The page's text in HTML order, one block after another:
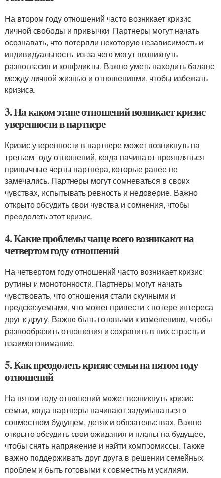
На втором году отношений часто возникает кризис
личной свободы и привычки. Партнеры могут начать
осознавать, что потеряли некоторую независимость и
индивидуальность, из-за чего могут возникнуть
разногласия и конфликты. Важно уметь находить баланс
между личной жизнью и отношениями, чтобы избежать
кризиса.
3. На каком этапе отношений возникает кризис
уверенности в партнере
Кризис уверенности в партнере может возникнуть на
третьем году отношений, когда начинают проявляться
привычные черты партнера, которые ранее не
замечались. Партнеры могут сомневаться в своих
чувствах, испытывать ревность и недоверие. Важно
открыто обсудить свои чувства и сомнения, чтобы
преодолеть этот кризис.
4. Какие проблемы чаще всего возникают на
четвертом году отношений
На четвертом году отношений часто возникает кризис
рутины и монотонности. Партнеры могут начать
чувствовать, что отношения стали скучными и
предсказуемыми, что может привести к потере интереса
друг к другу. Важно быть готовыми к изменениям, чтобы
разнообразить отношения и сохранить в них страсть и
взаимопонимание.
5. Как преодолеть кризис семьи на пятом году
отношений
На пятом году отношений может возникнуть кризис
семьи, когда партнеры начинают задумываться о
совместном будущем, детях и обязательствах. Важно
открыто обсудить свои ожидания и планы на будущее,
чтобы снять напряжение и найти компромиссы. Также
важно поддерживать друг друга в решении семейных
проблем и быть готовыми к совместным усилиям.